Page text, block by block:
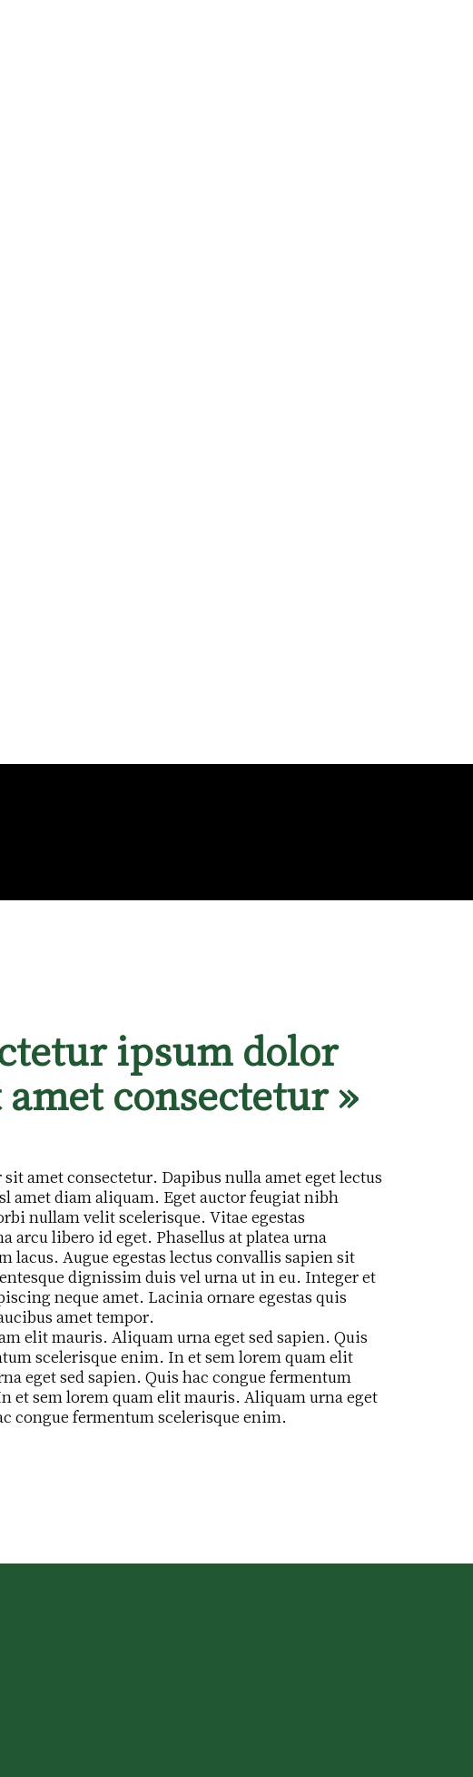
ipsum dolor
consectetur »
amet consectetur. Dapibus nulla amet eget lectus
amet diam aliquam. Eget auctor feugiat nibh
nullam velit scelerisque. Vitae egestas
arcu libero id eget. Phasellus at platea urna
lacus. Augue egestas lectus convallis sapien sit
dignissim duis vel urna ut in eu. Integer et
neque amet. Lacinia ornare egestas quis
amet tempor.
elit mauris. Aliquam urna eget sed sapien. Quis
scelerisque enim. In et sem lorem quam elit
eget sed sapien. Quis hac congue fermentum
et sem lorem quam elit mauris. Aliquam urna eget
congue fermentum scelerisque enim.